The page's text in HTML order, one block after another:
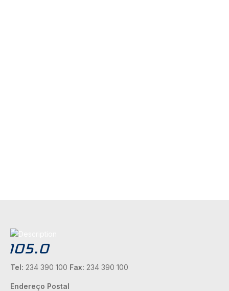
Tel: 234 390 100 Fax: 234 390 100
Endereço Postal